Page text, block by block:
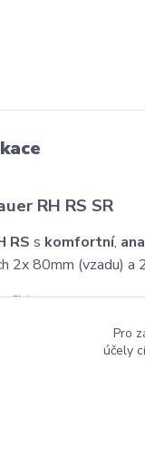
RH RS SR
RS s komfortní,
2x 80mm (vzadu) a
Pro
účely